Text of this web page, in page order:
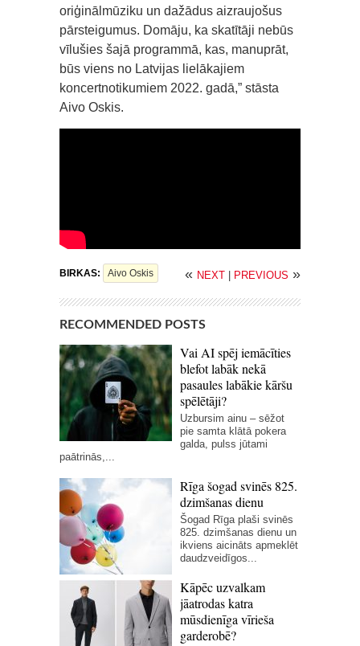
oriģinālmūziku un dažādus aizraujošus
pārsteigumus. Domāju, ka skatītāji nebūs
vīlušies šajā programmā, kas, manuprāt,
būs viens no Latvijas lielākajiem
koncertnotikumiem 2022. gadā,” stāsta
Aivo Oskis.
BIRKAS: Aivo Oskis « NEXT PREVIOUS »
RECOMMENDED POSTS
Vai AI spēj iemācīties
blefot labāk nekā
pasaules labākie kāršu
spēlētāji?
Uzbursim ainu – sēžot
pie samta klātā pokera
galda, pulss jūtami
paātrinās,...
Rīga šogad svinēs 825.
dzimšanas dienu
Šogad Rīga plaši svinēs
825. dzimšanas dienu un
ikviens aicināts apmeklēt
daudzveidīgos...
Kāpēc uzvalkam
jāatrodas katra
mūsdienīga vīrieša
garderobē?